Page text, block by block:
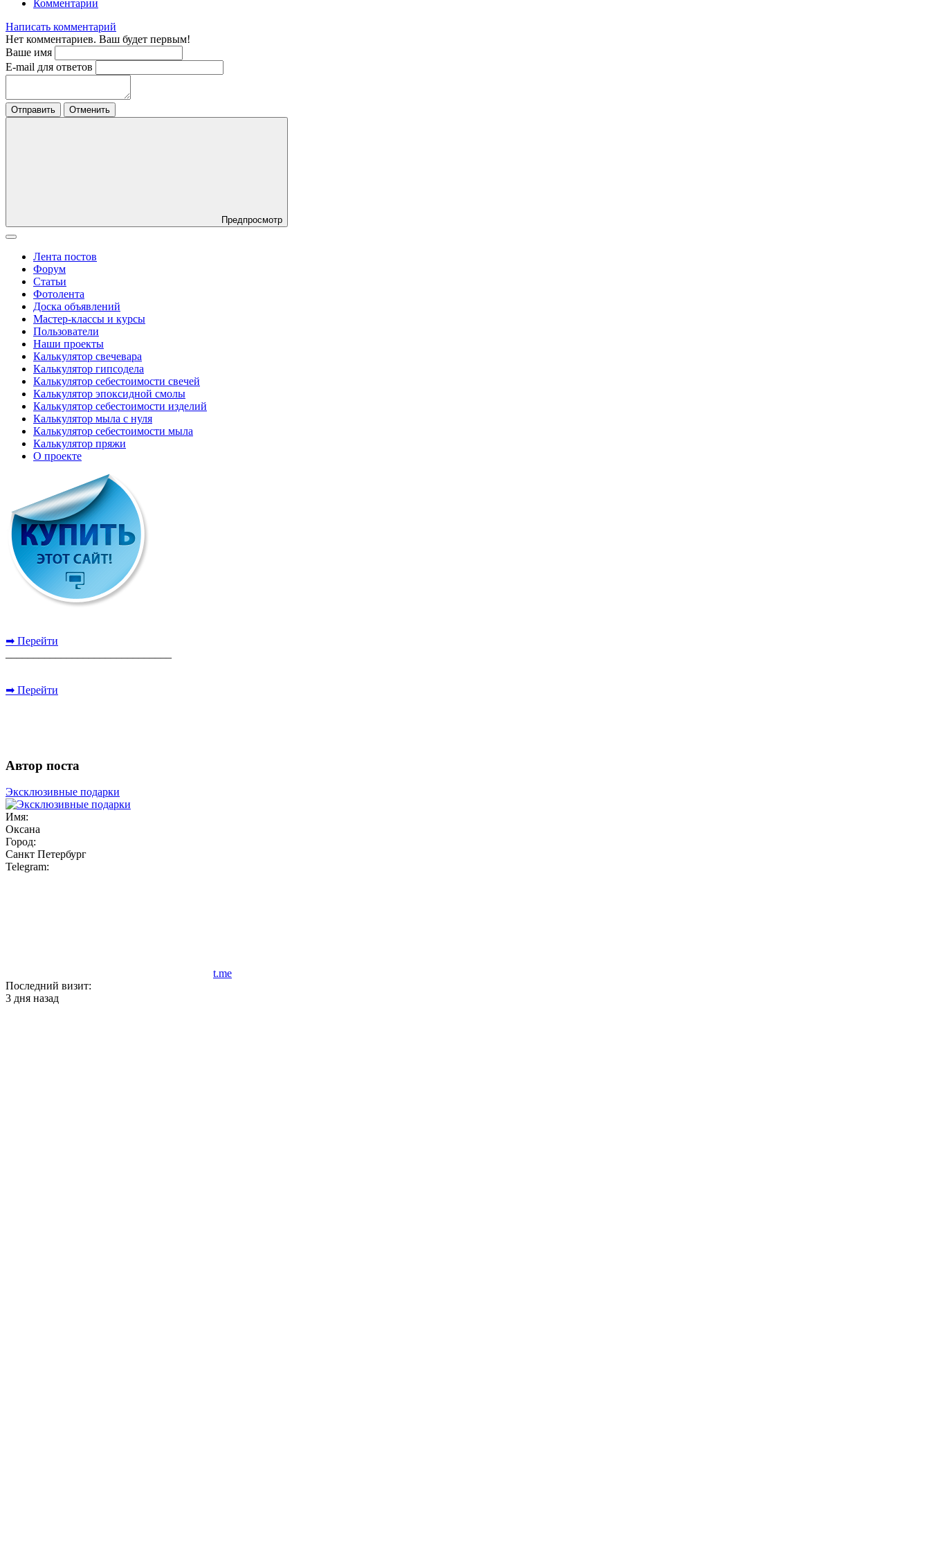
Комментарии
Написать комментарий
Нет комментариев. Ваш будет первым!
Ваше имя
E-mail для ответов
Отправить Отменить
Предпросмотр
Лента постов
Форум
Статьи
Фотолента
Доска объявлений
Мастер-классы и курсы
Пользователи
Наши проекты
Калькулятор свечевара
Калькулятор гипсодела
Калькулятор себестоимости свечей
Калькулятор эпоксидной смолы
Калькулятор себестоимости изделий
Калькулятор мыла с нуля
Калькулятор себестоимости мыла
Калькулятор пряжи
О проекте
➡ Перейти
➡ Перейти
Автор поста
Эксклюзивные подарки
Имя:
Оксана
Город:
Санкт Петербург
Telegram:
t.me
Последний визит:
3 дня назад